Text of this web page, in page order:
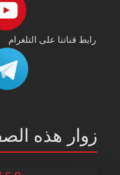
رابط قناتنا على التلغرام
زوار هذه